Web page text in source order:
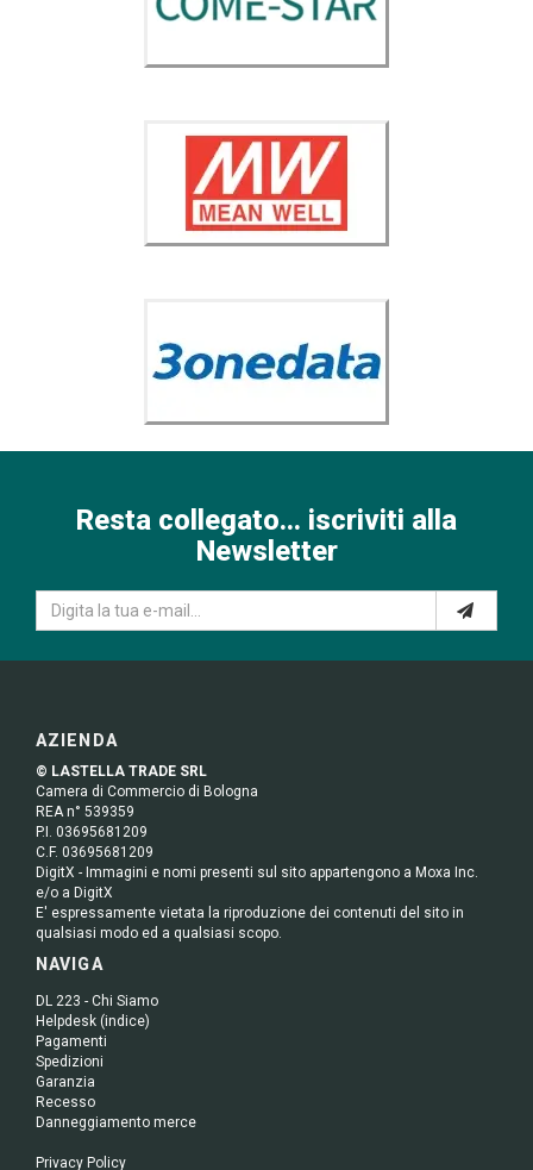
Resta collegato... iscriviti alla
Newsletter
AZIENDA
© LASTELLA TRADE SRL
Camera di Commercio di Bologna
REA n° 539359
P.I. 03695681209
C.F. 03695681209
DigitX - Immagini e nomi presenti sul sito appartengono a Moxa Inc.
e/o a DigitX
E' espressamente vietata la riproduzione dei contenuti del sito in
qualsiasi modo ed a qualsiasi scopo.
NAVIGA
DL 223 - Chi Siamo
Helpdesk (indice)
Pagamenti
Spedizioni
Garanzia
Recesso
Danneggiamento merce
Privacy Policy